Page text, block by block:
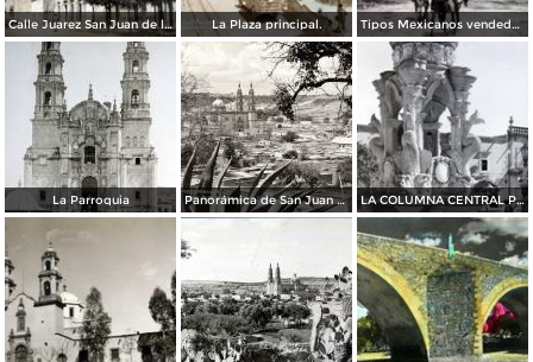
Calle Juarez San Juan de los Lagos, Jalisco. La Plaza principal. Tipos Mexicanos vendedor de Leche a la entrada del Pueblo..
La Parroquia Panorámica de San Juan de los Lagos LA COLUMNA CENTRAL PANORAMA